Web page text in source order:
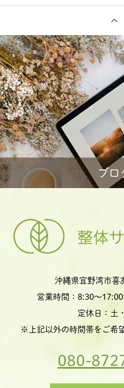
ブロ
沖縄県宜野湾市喜
営業時間：8:30〜
定休日：土
※上記以外の時間帯をご希
080-